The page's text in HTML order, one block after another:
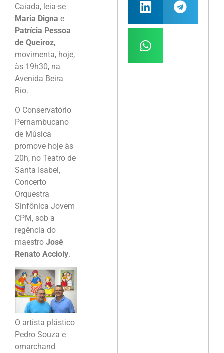
Caiada, leia-se
Maria Digna e
Patrícia Pessoa
de Queiroz,
movimenta, hoje,
às 19h30, na
Avenida Beira
Rio.
O Conservatório
Pernambucano
de Música
promove hoje às
20h, no Teatro de
Santa Isabel,
Concerto
Orquestra
Sinfônica Jovem
CPM, sob a
regência do
maestro José
Renato Accioly.
O artista plástico
Pedro Souza e
omarchand